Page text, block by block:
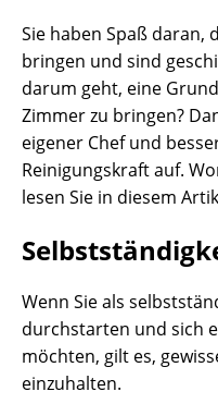
Sie haben Spaß daran,
bringen und sind
darum geht, eine
Zimmer zu bringen?
eigener Chef und
Reinigungskraft auf.
lesen Sie in diesem
Wenn Sie als
durchstarten und sich
möchten, gilt es,
einzuhalten.